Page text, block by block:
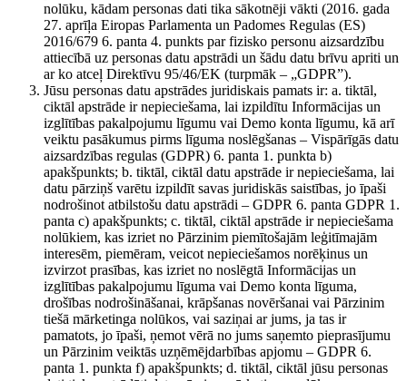
nolūku, kādam personas dati tika sākotnēji vākti (2016. gada
27. aprīļa Eiropas Parlamenta un Padomes Regulas (ES)
2016/679 6. panta 4. punkts par fizisko personu aizsardzību
attiecībā uz personas datu apstrādi un šādu datu brīvu apriti un
ar ko atceļ Direktīvu 95/46/EK (turpmāk – „GDPR”).
Jūsu personas datu apstrādes juridiskais pamats ir: a. tiktāl,
ciktāl apstrāde ir nepieciešama, lai izpildītu Informācijas un
izglītības pakalpojumu līgumu vai Demo konta līgumu, kā arī
veiktu pasākumus pirms līguma noslēgšanas – Vispārīgās datu
aizsardzības regulas (GDPR) 6. panta 1. punkta b)
apakšpunkts; b. tiktāl, ciktāl datu apstrāde ir nepieciešama, lai
datu pārziņš varētu izpildīt savas juridiskās saistības, jo īpaši
nodrošinot atbilstošu datu apstrādi – GDPR 6. panta GDPR 1.
panta c) apakšpunkts; c. tiktāl, ciktāl apstrāde ir nepieciešama
nolūkiem, kas izriet no Pārzinim piemītošajām leģitīmajām
interesēm, piemēram, veicot nepieciešamos norēķinus un
izvirzot prasības, kas izriet no noslēgtā Informācijas un
izglītības pakalpojumu līguma vai Demo konta līguma,
drošības nodrošināšanai, krāpšanas novēršanai vai Pārzinim
tiešā mārketinga nolūkos, vai saziņai ar jums, ja tas ir
pamatots, jo īpaši, ņemot vērā no jums saņemto pieprasījumu
un Pārzinim veiktās uzņēmējdarbības apjomu – GDPR 6.
panta 1. punkta f) apakšpunkts; d. tiktāl, ciktāl jūsu personas